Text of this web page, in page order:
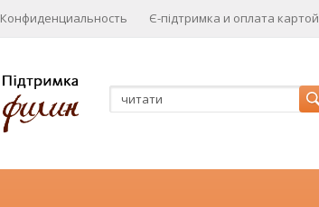
Конфиденциальность Є-підтримка и оплата картой